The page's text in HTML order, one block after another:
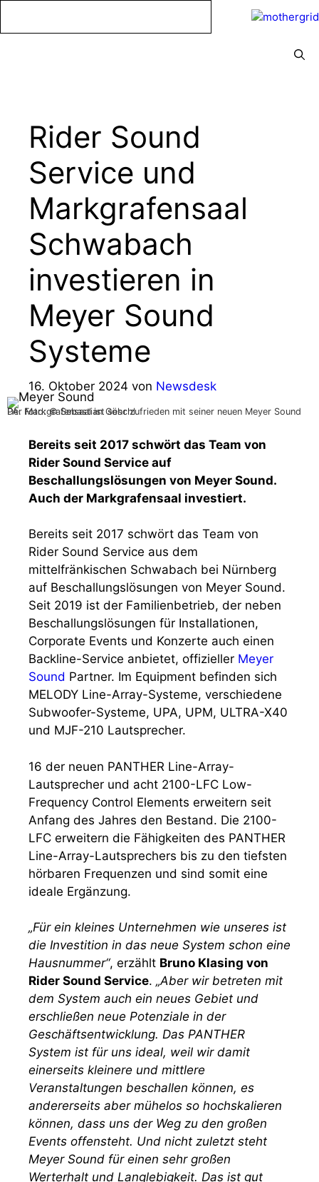
Rider Sound
Service und
Markgrafensaal
Schwabach
investieren in
Meyer Sound
Systeme
16. Oktober 2024 von Newsdesk
Der Markgrafensaal ist sehr zufrieden mit seiner neuen Meyer Sound PA. Foto: © Sebastian Göschl
Bereits seit 2017 schwört das Team von
Rider Sound Service auf
Beschallungslösungen von Meyer Sound.
Auch der Markgrafensaal investiert.
Bereits seit 2017 schwört das Team von
Rider Sound Service aus dem
mittelfränkischen Schwabach bei Nürnberg
auf Beschallungslösungen von Meyer Sound.
Seit 2019 ist der Familienbetrieb, der neben
Beschallungslösungen für Installationen,
Corporate Events und Konzerte auch einen
Backline-Service anbietet, offizieller Meyer
Sound Partner. Im Equipment befinden sich
MELODY Line-Array-Systeme, verschiedene
Subwoofer-Systeme, UPA, UPM, ULTRA-X40
und MJF-210 Lautsprecher.
16 der neuen PANTHER Line-Array-
Lautsprecher und acht 2100-LFC Low-
Frequency Control Elements erweitern seit
Anfang des Jahres den Bestand. Die 2100-
LFC erweitern die Fähigkeiten des PANTHER
Line-Array-Lautsprechers bis zu den tiefsten
hörbaren Frequenzen und sind somit eine
ideale Ergänzung.
„Für ein kleines Unternehmen wie unseres ist
die Investition in das neue System schon eine
Hausnummer“, erzählt Bruno Klasing von
Rider Sound Service. „Aber wir betreten mit
dem System auch ein neues Gebiet und
erschließen neue Potenziale in der
Geschäftsentwicklung. Das PANTHER
System ist für uns ideal, weil wir damit
einerseits kleinere und mittlere
Veranstaltungen beschallen können, es
andererseits aber mühelos so hochskalieren
können, dass uns der Weg zu den großen
Events offensteht. Und nicht zuletzt steht
Meyer Sound für einen sehr großen
Werterhalt und Langlebigkeit. Das ist gut